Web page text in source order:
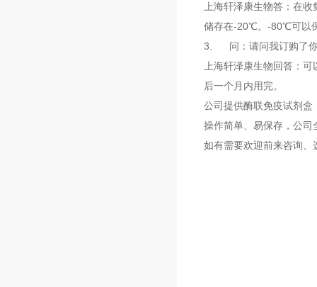
上海轩泽康生物答：在
储存在-20℃。-80℃可以
3. 问：请问我订购了你
上海轩泽康生物回答：
后一个月内用完。
公司提供酶联免疫试剂盒
操作简单、易保存，公司
如有需要欢迎前来咨询、